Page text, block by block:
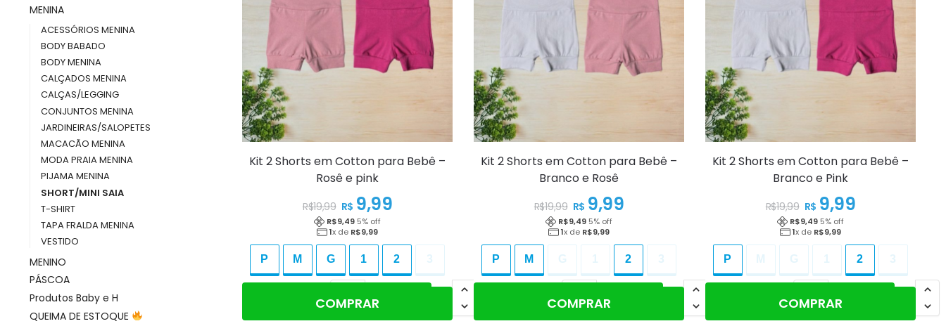
Kit 2 Shorts em Cotton para Bebê –
Rosê e pink
R$19,99 R$ 9,99
R$9,49 5% off
1x de R$9,99
P M G 1 2 3
Adicionar ao carrinho
COMPRAR
Kit 2 Shorts em Cotton para Bebê –
Branco e Rosê
R$19,99 R$ 9,99
R$9,49 5% off
1x de R$9,99
P M G 2 3
Adicionar ao carrinho
COMPRAR
Kit 2 Shorts em Cotton para Bebê –
Branco e Pink
R$19,99 R$ 9,99
R$9,49 5% off
1x de R$9,99
P M G 2 3
Adicionar ao carrinho
COMPRAR
MENINA
ACESSÓRIOS MENINA
BODY BABADO
BODY MENINA
CALÇADOS MENINA
CALÇAS/LEGGING
CONJUNTOS MENINA
JARDINEIRAS/SALOPETES
MACACÃO MENINA
MODA PRAIA MENINA
PIJAMA MENINA
SHORT/MINI SAIA
T-SHIRT
TAPA FRALDA MENINA
VESTIDO
MENINO
PÁSCOA
Produtos Baby e H
QUEIMA DE ESTOQUE